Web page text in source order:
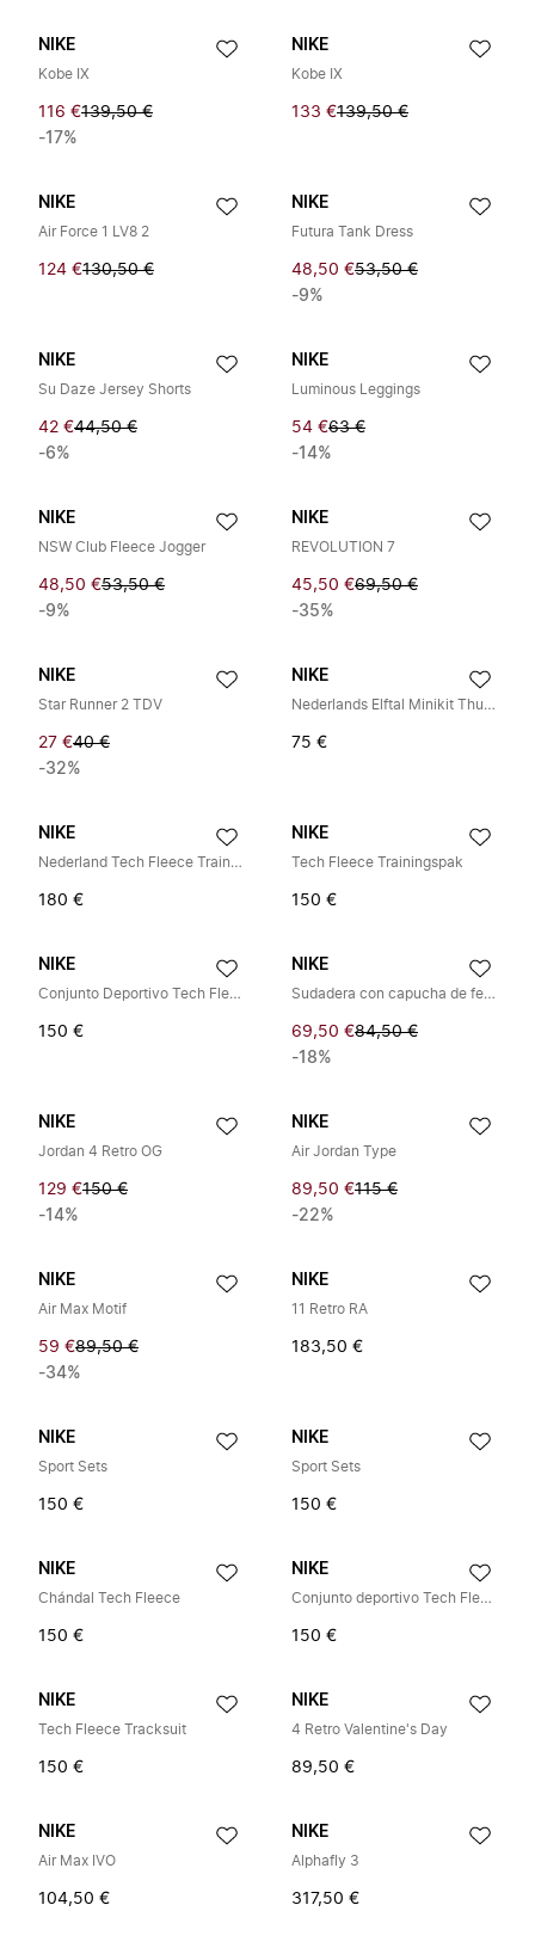
NIKE
Kobe IX
116 €139,50 €
-17%
NIKE
Kobe IX
133 €139,50 €
NIKE
Air Force 1 LV8 2
124 €130,50 €
NIKE
Futura Tank Dress
48,50 €53,50 €
-9%
NIKE
Su Daze Jersey Shorts
42 €44,50 €
-6%
NIKE
Luminous Leggings
54 €63 €
-14%
NIKE
NSW Club Fleece Jogger
48,50 €53,50 €
-9%
NIKE
REVOLUTION 7
45,50 €69,50 €
-35%
NIKE
Star Runner 2 TDV
27 €40 €
-32%
NIKE
Nederlands Elftal Minikit Thuis 2026/2028
75 €
NIKE
Nederland Tech Fleece Trainingspak 2026-2028
180 €
NIKE
Tech Fleece Trainingspak
150 €
NIKE
Conjunto Deportivo Tech Fleece
150 €
NIKE
Sudadera con capucha de felpa Sportswear Swooshfetti
69,50 €84,50 €
-18%
NIKE
Jordan 4 Retro OG
129 €150 €
-14%
NIKE
Air Jordan Type
89,50 €115 €
-22%
NIKE
Air Max Motif
59 €89,50 €
-34%
NIKE
11 Retro RA
183,50 €
NIKE
Sport Sets
150 €
NIKE
Sport Sets
150 €
NIKE
Chándal Tech Fleece
150 €
NIKE
Conjunto deportivo Tech Fleece Sportswear
150 €
NIKE
Tech Fleece Tracksuit
150 €
NIKE
4 Retro Valentine's Day
89,50 €
NIKE
Air Max IVO
104,50 €
NIKE
Alphafly 3
317,50 €